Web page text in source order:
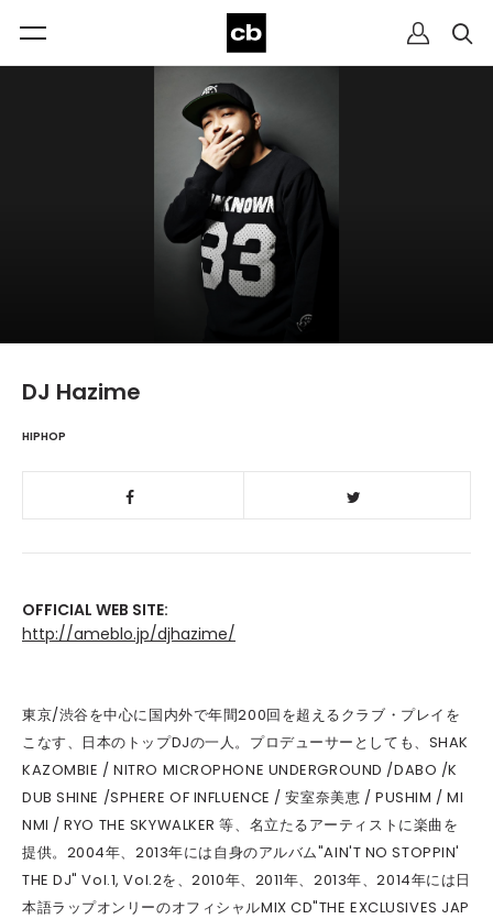
DJ Hazime
HIPHOP
OFFICIAL WEB SITE:
http://ameblo.jp/djhazime/
東京/渋谷を中心に国内外で年間200回を超えるクラブ・プレイを
こなす、日本のトップDJの一人。プロデューサーとしても、SHAK
KAZOMBIE / NITRO MICROPHONE UNDERGROUND /DABO /K
DUB SHINE /SPHERE OF INFLUENCE / 安室奈美恵 / PUSHIM / MI
NMI / RYO THE SKYWALKER 等、名立たるアーティストに楽曲を
提供。2004年、2013年には自身のアルバム"AIN'T NO STOPPIN'
THE DJ" Vol.1, Vol.2を、2010年、2011年、2013年、2014年には日
本語ラップオンリーのオフィシャルMIX CD"THE EXCLUSIVES JAP